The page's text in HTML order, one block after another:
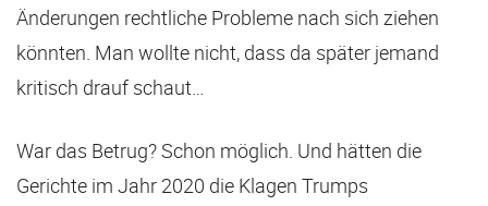
Änderungen rechtliche Probleme nach sich ziehen
könnten. Man wollte nicht, dass da später jemand
kritisch drauf schaut…
War das Betrug? Schon möglich. Und hätten die
Gerichte im Jahr 2020 die Klagen Trumps